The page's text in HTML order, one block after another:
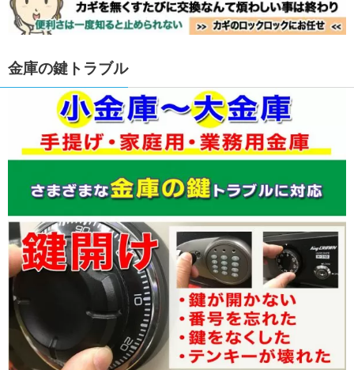
金庫の鍵トラブル